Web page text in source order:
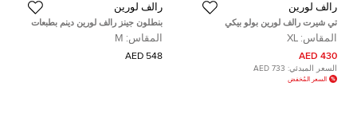
رالف لورين
تي شيرت رالف لورين بولو بيكي
سكيني قطن برتقالي مقاس كبير جدًا -
إكس لارج
المقاس: XL
430 AED
السعر المبدئي: 733 AED
السعر المُخفض
رالف لورين
بنطلون جينز رالف لورين دينم بطبعات
بوصة
المقاس: M
548 AED